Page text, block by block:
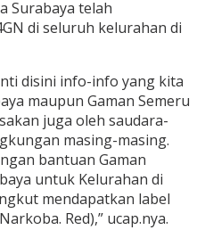
Surabaya telah
di seluruh kelurahan di
disini info-info yang kita
maupun Gaman Semeru
juga oleh saudara-
masing-masing.
bantuan Gaman
untuk Kelurahan di
mendapatkan label
Red),” ucap.nya.